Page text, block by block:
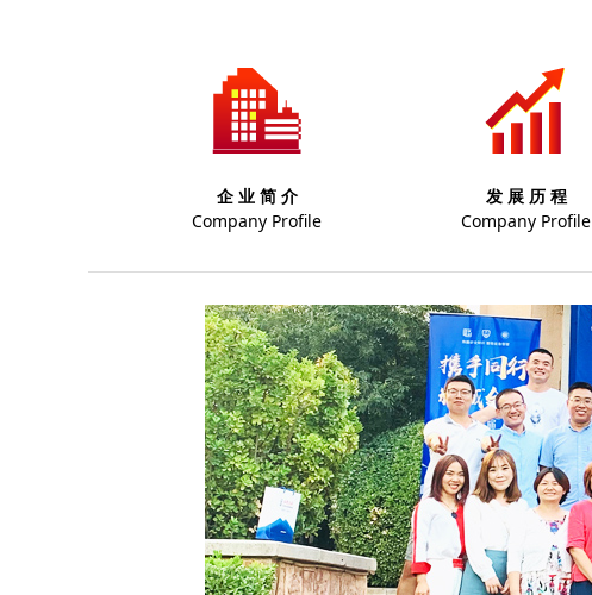
企 业 简 介
Company Profile
发 展 历 程
Company Profile